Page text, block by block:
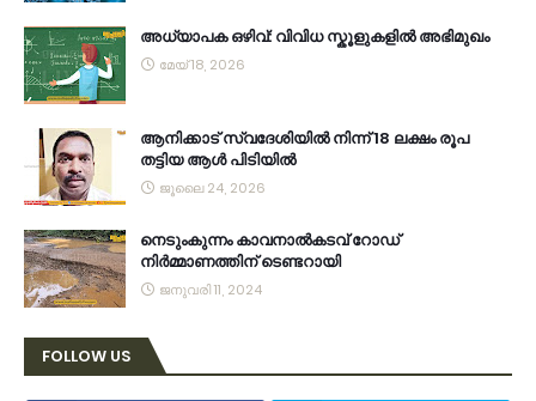
അധ്യാപക ഒഴിവ്: വിവിധ സ്കൂളുകളിൽ അഭിമുഖം
മേയ് 18, 2026
ആനിക്കാട് സ്വദേശിയിൽ നിന്ന് 18 ലക്ഷം രൂപ
തട്ടിയ ആൾ പിടിയിൽ
ജൂലൈ 24, 2026
നെടുംകുന്നം കാവനാല്‍കടവ് റോഡ്
നിര്‍മ്മാണത്തിന് ടെണ്ടറായി
ജനുവരി 11, 2024
FOLLOW US